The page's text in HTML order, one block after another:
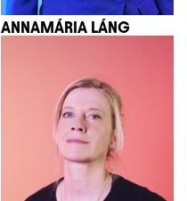
ANNAMÁRIA LÁNG